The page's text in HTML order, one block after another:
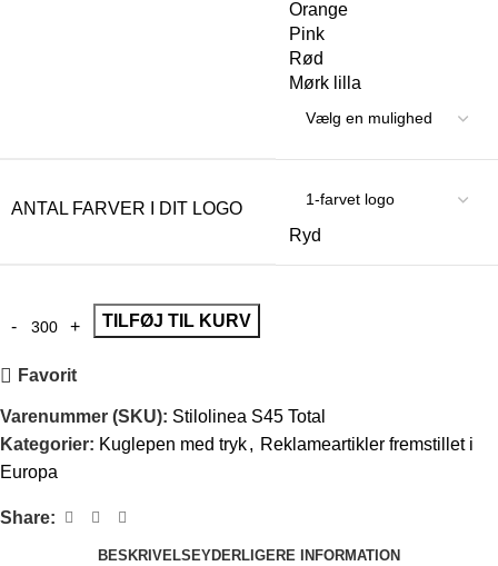
Orange
Pink
Rød
Mørk lilla
ANTAL FARVER I DIT LOGO
Ryd
TILFØJ TIL KURV
Favorit
Varenummer (SKU): Stilolinea S45 Total
Kategorier: Kuglepen med tryk, Reklameartikler fremstillet i
Europa
Share:
BESKRIVELSEYDERLIGERE INFORMATION